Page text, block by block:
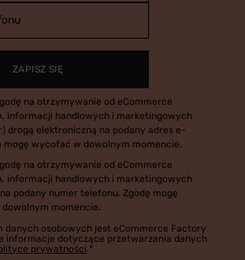
ZAPISZ SIĘ
na otrzymywanie od eCommerce
informacji handlowych i marketingowych
drogą elektroniczną na podany adres e-
mogę wycofać w dowolnym momencie.
na otrzymywanie od eCommerce
informacji handlowych i marketingowych
podany numer telefonu. Zgodę mogę
momencie.
danych osobowych jest eCommerce Factory
informacje dotyczące przetwarzania danych
prywatności.*